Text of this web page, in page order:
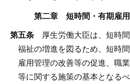
第二章 短時間・有期雇
第五条 厚生労働大臣は、短時
福祉の増進を図るため、短時
雇用管理の改善等の促進、職
等に関する施策の基本となる